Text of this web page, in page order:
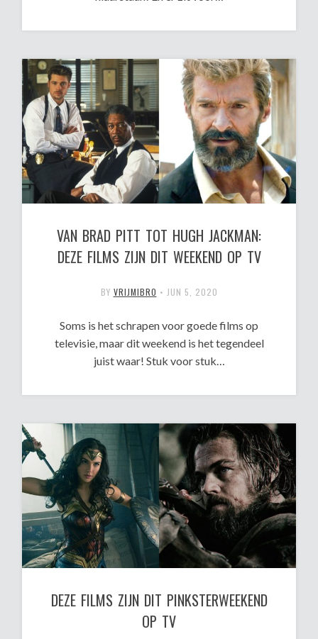
VAN BRAD PITT TOT HUGH JACKMAN:
DEZE FILMS ZIJN DIT WEEKEND OP TV
BY VRIJMIBRO • JUN 5, 2020
Soms is het schrapen voor goede films op
televisie, maar dit weekend is het tegendeel
juist waar! Stuk voor stuk…
DEZE FILMS ZIJN DIT PINKSTERWEEKEND
OP TV